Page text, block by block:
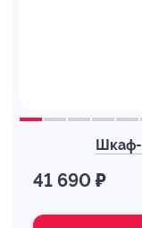
Шкаф-
41 690 ₽